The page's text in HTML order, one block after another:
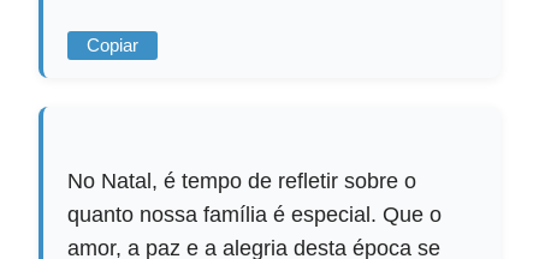
Copiar
No Natal, é tempo de refletir sobre o
quanto nossa família é especial. Que o
amor, a paz e a alegria desta época se